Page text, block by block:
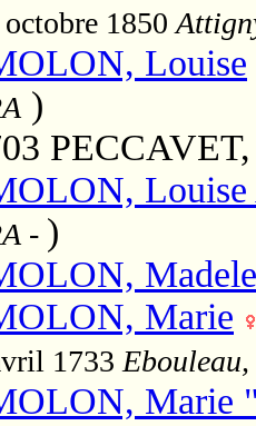
1850
Louise
)
PECCAVET,
Louise
- )
Marie
1733
Marie